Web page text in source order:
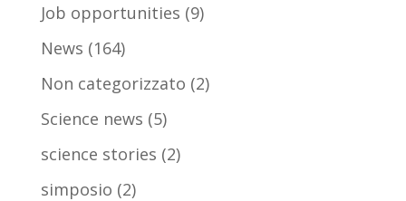
Job opportunities (9)
News (164)
Non categorizzato (2)
Science news (5)
science stories (2)
simposio (2)